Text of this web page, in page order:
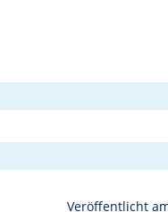
für
Veröffentlicht